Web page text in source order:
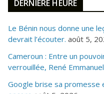
DERNIERE HEURE
Le Bénin nous donne une
devrait l’écouter. août 5,
Cameroun : Entre un
verrouillée, René
Google brise sa promesse